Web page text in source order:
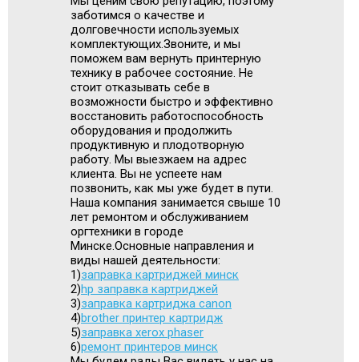
заботимся о качестве и
долговечности используемых
комплектующих.Звоните, и мы
поможем вам вернуть принтерную
технику в рабочее состояние. Не
стоит отказывать себе в
возможности быстро и эффективно
восстановить работоспособность
оборудования и продолжить
продуктивную и плодотворную
работу. Мы выезжаем на адрес
клиента. Вы не успеете нам
позвонить, как мы уже будет в пути.
Наша компания занимается свыше 10
лет ремонтом и обслуживанием
оргтехники в городе
Минске.Основные направления и
виды нашей деятельности:
1)заправка картриджей минск
2)hp заправка картриджей
3)заправка картриджа canon
4)brother принтер картридж
5)заправка xerox phaser
6)ремонт принтеров минск